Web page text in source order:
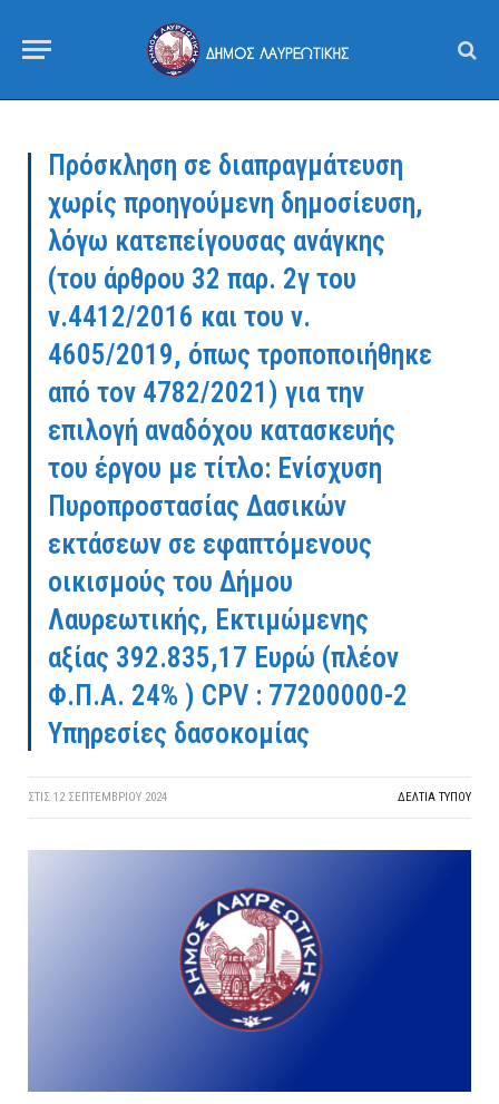
Πρόσκληση σε διαπραγμάτευση
χωρίς προηγούμενη δημοσίευση,
λόγω κατεπείγουσας ανάγκης
(του άρθρου 32 παρ. 2γ του
ν.4412/2016 και του ν.
4605/2019, όπως τροποποιήθηκε
από τον 4782/2021) για την
επιλογή αναδόχου κατασκευής
του έργου με τίτλο: Ενίσχυση
Πυροπροστασίας Δασικών
εκτάσεων σε εφαπτόμενους
οικισμούς του Δήμου
Λαυρεωτικής, Εκτιμώμενης
αξίας 392.835,17 Ευρώ (πλέον
Φ.Π.Α. 24% ) CPV : 77200000-2
Υπηρεσίες δασοκομίας
ΣΤΙΣ 12 ΣΕΠΤΕΜΒΡΊΟΥ 2024 ΔΕΛΤΙΑ ΤΥΠΟΥ